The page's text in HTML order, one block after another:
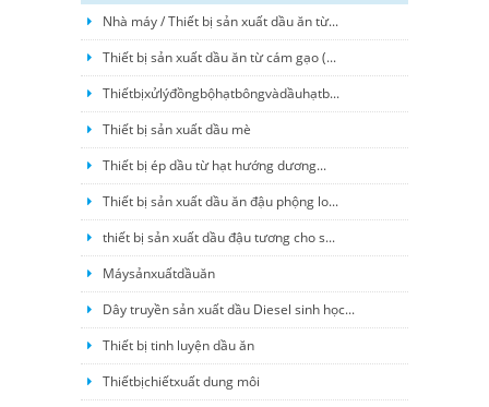
Nhà máy / Thiết bị sản xuất dầu ăn từ...
Thiết bị sản xuất dầu ăn từ cám gạo (...
Thiếtbịxửlýđồngbộhạtbôngvàdầuhạtb...
Thiết bị sản xuất dầu mè
Thiết bị ép dầu từ hạt hướng dương...
Thiết bị sản xuất dầu ăn đậu phộng lo...
thiết bị sản xuất dầu đậu tương cho s...
Máysảnxuấtdầuăn
Dây truyền sản xuất dầu Diesel sinh học...
Thiết bị tinh luyện dầu ăn
Thiếtbịchiếtxuất dung môi